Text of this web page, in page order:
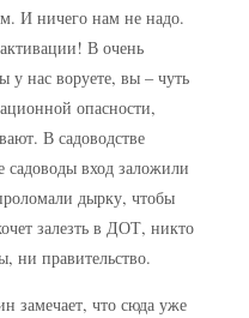
И ничего нам не надо.
В очень
у нас воруете, вы – чуть
опасности,
В садоводстве
вход заложили
дырку, чтобы
залезть в ДОТ, никто
ни правительство.
замечает, что сюда уже